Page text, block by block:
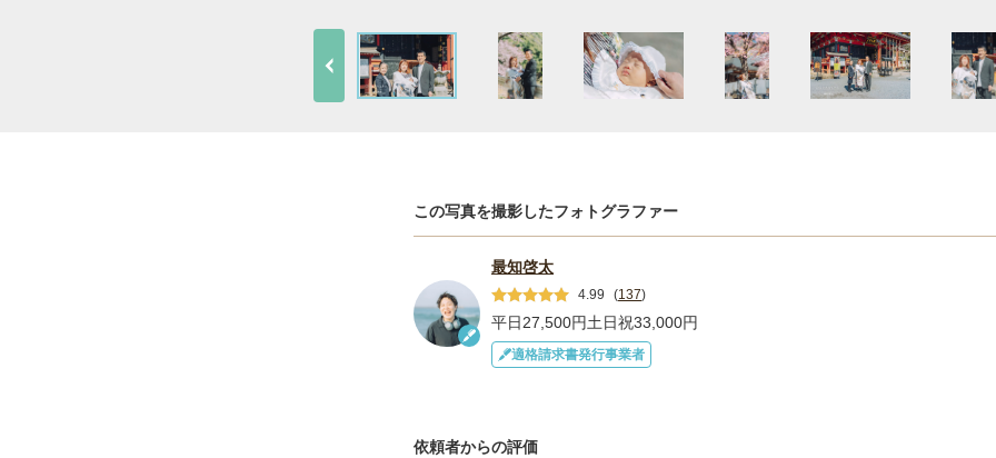
この写真を撮影したフォトグラファー
最知啓太
4.99 (137)
平日27,500円土日祝33,000円
適格請求書発行事業者
依頼者からの評価